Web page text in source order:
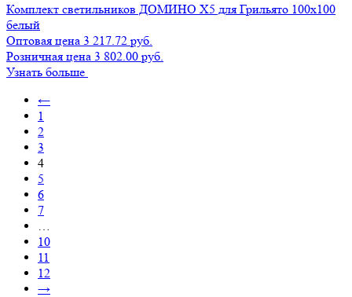
Комплект светильников ДОМИНО Х5 для Грильято 100х100
белый
Оптовая цена 3 217.72 руб.
Розничная цена 3 802.00 руб.
Узнать больше
←
1
2
3
4
5
6
7
…
10
11
12
→